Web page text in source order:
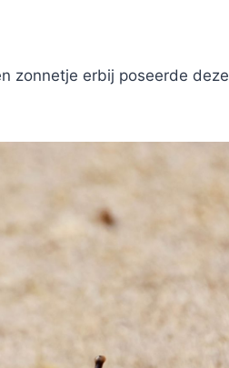
zonnetje erbij poseerde deze